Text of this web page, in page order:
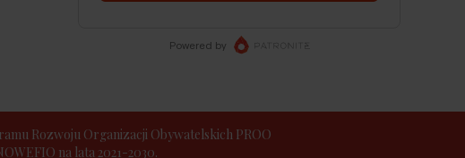
Rozwoju Organizacji Obywatelskich PROO
na lata 2021-2030.